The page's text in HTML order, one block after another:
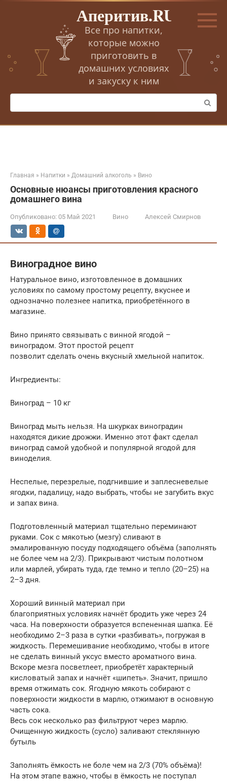
Перейти
Аперитив.RU
Все про напитки,
которые можно
приготовить в
домашних условиях
и закуску к ним
Поиск:
Главная » Напитки » Домашний алкоголь » Вино
Основные нюансы приготовления красного
домашнего вина
Опубликовано: 05 Май 2021 Вино Алексей Смирнов
Виноградное вино
Натуральное вино, изготовленное в домашних
условиях по самому простому рецепту, вкуснее и
однозначно полезнее напитка, приобретённого в
магазине.
Вино принято связывать с винной ягодой –
виноградом. Этот простой рецепт
позволит сделать очень вкусный хмельной напиток.
Ингредиенты:
Виноград – 10 кг
Виноград мыть нельзя. На шкурках виноградин
находятся дикие дрожжи. Именно этот факт сделал
виноград самой удобной и популярной ягодой для
виноделия.
Неспелые, перезрелые, подгнившие и заплесневелые
ягодки, падалицу, надо выбрать, чтобы не загубить вкус
и запах вина.
Подготовленный материал тщательно переминают
руками. Сок с мякотью (мезгу) сливают в
эмалированную посуду подходящего объёма (заполнять
не более чем на 2/3). Прикрывают чистым полотном
или марлей, убирать туда, где темно и тепло (20–25) на
2–3 дня.
Хороший винный материал при
благоприятных условиях начнёт бродить уже через 24
часа. На поверхности образуется вспененная шапка. Её
необходимо 2–3 раза в сутки «разбивать», погружая в
жидкость. Перемешивание необходимо, чтобы в итоге
не сделать винный уксус вместо ароматного вина.
Вскоре мезга посветлеет, приобретёт характерный
кисловатый запах и начнёт «шипеть». Значит, пришло
время отжимать сок. Ягодную мякоть собирают с
поверхности жидкости в марлю, отжимают в основную
часть сока.
Весь сок несколько раз фильтруют через марлю.
Очищенную жидкость (сусло) заливают стеклянную
бутыль
Заполнять ёмкость не боле чем на 2/3 (70% объёма)!
На этом этапе важно, чтобы в ёмкость не поступал